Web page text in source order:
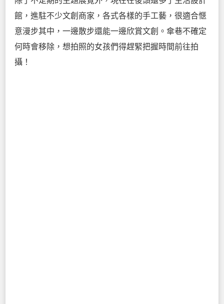
館，進駐不少文創商家，各式各樣的手工藝，很適合愜
意漫步其中，一邊散步還能一邊欣賞文創。傘巷不確定
何時會移除，想拍照的女孩們得趕緊把握時間前往拍
攝！